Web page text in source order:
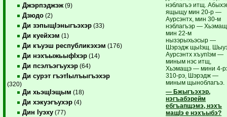
Джэрпэджэж (9)
Дзюдо (2)
Ди зэпыщIэныгъэхэр (33)
Ди куейхэм (1)
Ди къуэш республикэхэм (176)
Ди нэхъыжьыфIхэр (14)
Ди псэлъэгъухэр (64)
Ди сурэт гъэтIылъыгъэхэр
(320)
Ди хьэщIэщым (18)
Ди хэкуэгъухэр (4)
Дин Iуэху (77)
нэблагъэ итщ.
ящыщу мин 20-р —
Аурсэнтх, мин 30-м
нэблагъэр —
мин 22-м
нызэрыхьэсыр —
Шэрэдж щыIэщ.
Аурсэнтх хъупIэм —
миным нэс итщ,
Хьэмащэ — мини 4-
310-рэ, Шэрэдж —
миным
— Бжыгъэхэр,
нэгъабэрейм
ебгъапщэмэ, нэхъ
мащIэ е нэхъыбэ?